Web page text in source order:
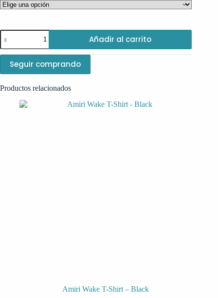
Off
White
Iced
T-
Shirt
cantidad
Añadir al carrito
Seguir comprando
Productos relacionados
Amiri Wake T-Shirt – Black